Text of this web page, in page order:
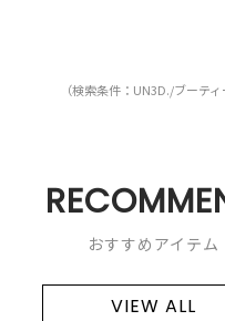
（検索条件：UN3D./ブーティ
おすすめアイテム
VIEW ALL